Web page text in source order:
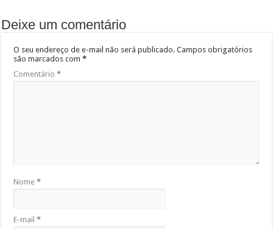
Deixe um comentário
O seu endereço de e-mail não será publicado. Campos obrigatórios
são marcados com*
Comentário*
Nome*
E-mail*